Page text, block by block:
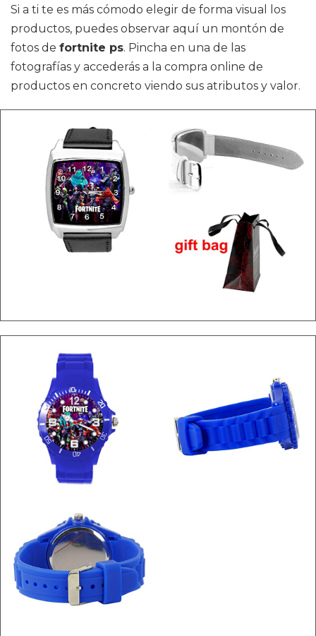
Si a ti te es más cómodo elegir de forma visual los
productos, puedes observar aquí un montón de
fotos de fortnite ps. Pincha en una de las
fotografías y accederás a la compra online de
productos en concreto viendo sus atributos y valor.